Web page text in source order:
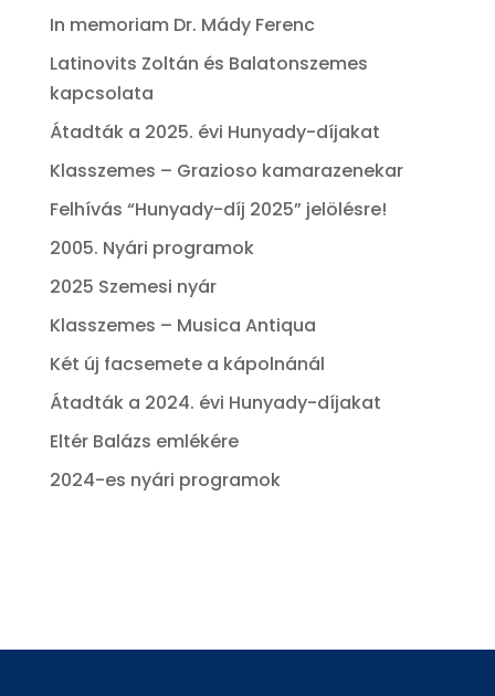
In memoriam Dr. Mády Ferenc
Latinovits Zoltán és Balatonszemes
kapcsolata
Átadták a 2025. évi Hunyady-díjakat
Klasszemes – Grazioso kamarazenekar
Felhívás “Hunyady-díj 2025” jelölésre!
2005. Nyári programok
2025 Szemesi nyár
Klasszemes – Musica Antiqua
Két új facsemete a kápolnánál
Átadták a 2024. évi Hunyady-díjakat
Eltér Balázs emlékére
2024-es nyári programok